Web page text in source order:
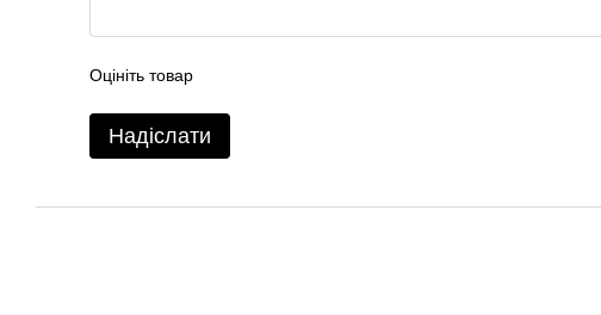
Оцініть товар
Надіслати